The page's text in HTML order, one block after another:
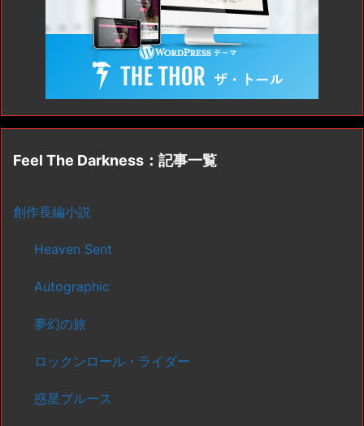
Feel The Darkness：記事一覧
創作長編小説
Heaven Sent
Autographic
夢幻の旅
ロックンロール・ライダー
惑星ブルース